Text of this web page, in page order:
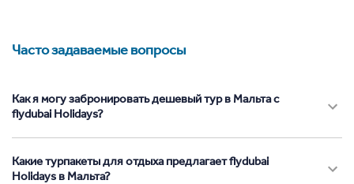
Часто задаваемые вопросы
Как я могу забронировать дешевый тур в Мальта с
flydubai Holidays?
Какие турпакеты для отдыха предлагает flydubai
Holidays в Мальта?